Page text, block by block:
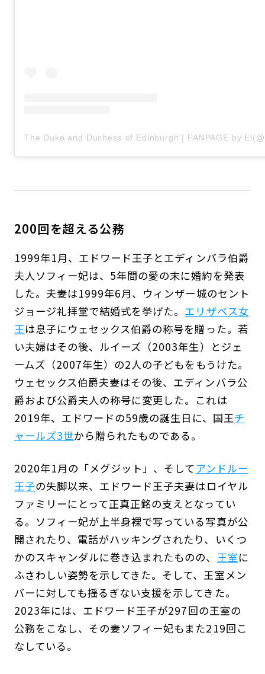
200回を超える公務
1999年1月、エドワード王子とエディンバラ伯爵
夫人ソフィー妃は、5年間の愛の末に婚約を発表
した。夫妻は1999年6月、ウィンザー城のセント
ジョージ礼拝堂で結婚式を挙げた。 エリザベス女
王は息子にウェセックス伯爵の称号を贈った。若
い夫婦はその後、ルイーズ（2003年生）とジェ
ームズ（2007年生）の2人の子どもをもうけた。
ウェセックス伯爵夫妻はその後、エディンバラ公
爵および公爵夫人の称号に変更した。これは
2019年、エドワードの59歳の誕生日に、国王チ
ャールズ3世から贈られたものである。
2020年1月の「メグジット」、そして アンドルー
王子の失脚以来、エドワード王子夫妻はロイヤル
ファミリーにとって正真正銘の支えとなってい
る。ソフィー妃が上半身裸で写っている写真が公
開されたり、電話がハッキングされたり、いくつ
かのスキャンダルに巻き込まれたものの、 王室に
ふさわしい姿勢を示してきた。そして、王室メン
バーに対しても揺るぎない支援を示してきた。
2023年には、エドワード王子が297回の王室の
公務をこなし、その妻ソフィー妃もまた219回こ
なしている。